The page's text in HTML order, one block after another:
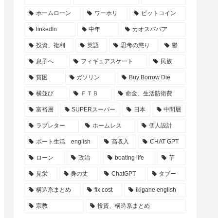
ホームローン ワーホリ ビットコイン
linkedIn 中年 カオスババア
投資、複利 英語 思考の懲り 鬱
息子へ フィギュアスケート 民族
貧困 ガソリン Buy Borrow Die
横並び ＦＴＢ 命金、生活防衛費
富裕層 SUPERスーパー 日本 中間層
ラブレター ホームレス 個人設計
ボート生活 english 高収入 CHAT GPT
ローン 政治 boating life 芋
見栄 身の丈 ChatGPT タブー
構造系まとめ fix cost ikigane english
宗教 投資、構造系まとめ